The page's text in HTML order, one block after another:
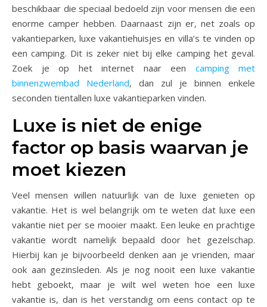
beschikbaar die speciaal bedoeld zijn voor mensen die een
enorme camper hebben. Daarnaast zijn er, net zoals op
vakantieparken, luxe vakantiehuisjes en villa’s te vinden op
een camping. Dit is zeker niet bij elke camping het geval.
Zoek je op het internet naar een camping met
binnenzwembad Nederland, dan zul je binnen enkele
seconden tientallen luxe vakantieparken vinden.
Luxe is niet de enige
factor op basis waarvan je
moet kiezen
Veel mensen willen natuurlijk van de luxe genieten op
vakantie. Het is wel belangrijk om te weten dat luxe een
vakantie niet per se mooier maakt. Een leuke en prachtige
vakantie wordt namelijk bepaald door het gezelschap.
Hierbij kan je bijvoorbeeld denken aan je vrienden, maar
ook aan gezinsleden. Als je nog nooit een luxe vakantie
hebt geboekt, maar je wilt wel weten hoe een luxe
vakantie is, dan is het verstandig om eens contact op te